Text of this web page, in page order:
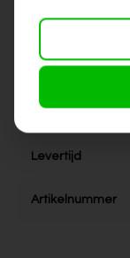
Dikte
Stijl
Levertijd
Artikelnummer